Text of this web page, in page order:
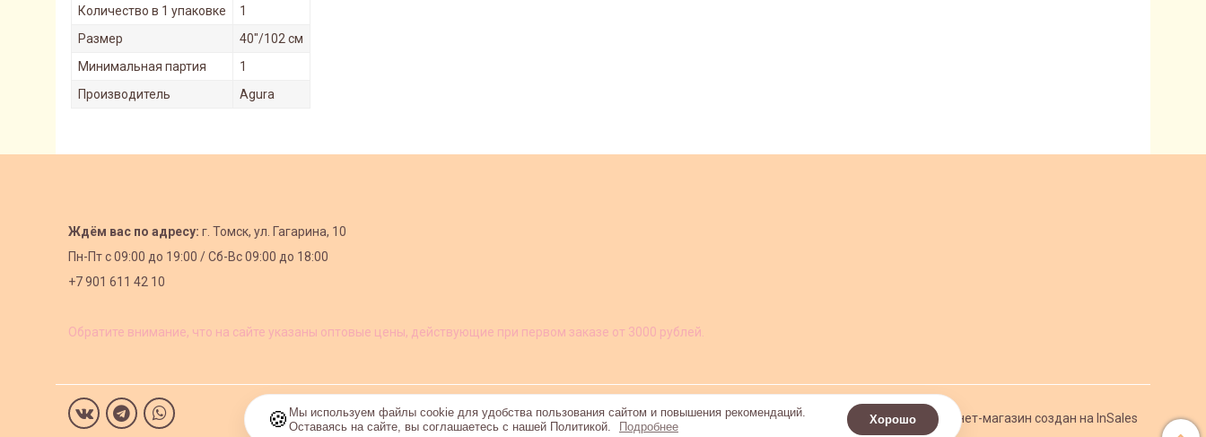
Количество в 1 упаковке
1
Размер
40"/102 см
Минимальная партия
1
Производитель
Agura
Ждём вас по адресу: г. Томск, ул. Гагарина, 10
Пн-Пт с09:00 до 19:00 /Сб-Вс 09:00 до 18:00
+7 901 611 42 10
Обратите внимание, что на сайте указаны оптовые цены, действующие при первом заказе от 3000 рублей.
Интернет-магазин создан на InSales
🍪 Мы используем файлы cookie для удобства пользования сайтом и повышения рекомендаций.
Оставаясь на сайте, вы соглашаетесь с нашей Политикой.
Подробнее Хорошо